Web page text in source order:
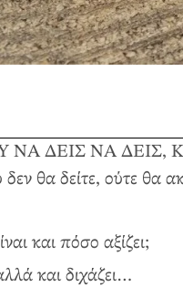
ΝΑ ΔΕΙΣ ΝΑ
δεν θα δείτε, ούτε
και πόσο αξίζει;
και διχάζει…